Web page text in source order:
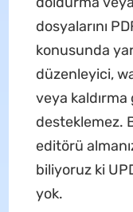
dosyalarını
konusunda
düzenleyici,
veya
desteklemez.
editörü
biliyoruz ki
yok.